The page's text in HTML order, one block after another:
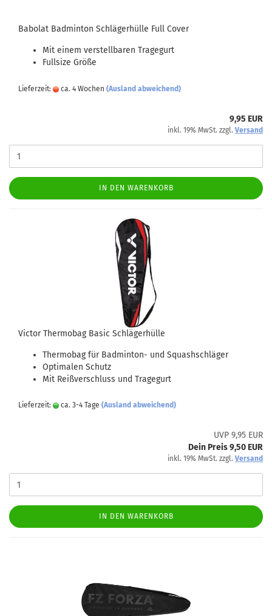
Babolat Badminton Schlägerhülle Full Cover
Mit einem verstellbaren Tragegurt
Fullsize Größe
Lieferzeit: ca. 4 Wochen (Ausland abweichend)
9,95 EUR
inkl. 19% MwSt. zzgl. Versand
IN DEN WARENKORB
Victor Thermobag Basic Schlägerhülle
Thermobag für Badminton- und Squashschläger
Optimalen Schutz
Mit Reißverschluss und Tragegurt
Lieferzeit: ca. 3-4 Tage (Ausland abweichend)
UVP 9,95 EUR
Dein Preis 9,50 EUR
inkl. 19% MwSt. zzgl. Versand
IN DEN WARENKORB